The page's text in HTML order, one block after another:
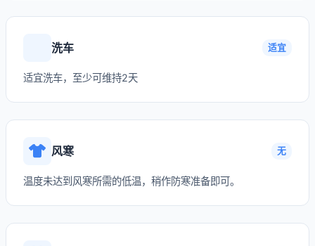
洗车 适宜
适宜洗车，至少可维持2天
风寒 无
温度未达到风寒所需的低温，稍作防寒准备即可。